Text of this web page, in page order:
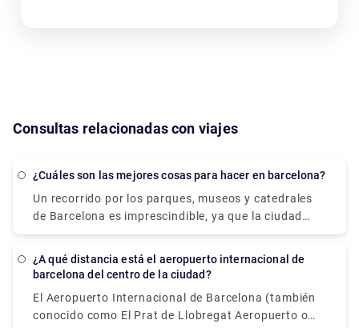
Consultas relacionadas con viajes
¿Cuáles son las mejores cosas para hacer en barcelona?
Un recorrido por los parques, museos y catedrales
de Barcelona es imprescindible, ya que la ciudad
posee algunas de las arquitecturas más singulares e
coloridos edificios de Antoni Gaudí, como la Casa
comenzarán bien sus días. Tome un bocado para
comer en el animado Mercado de la Boquería, luego
¿A qué distancia está el aeropuerto internacional de
barcelona del centro de la ciudad?
El Aeropuerto Internacional de Barcelona (también
conocido como El Prat de Llobregat Aeropuerto o